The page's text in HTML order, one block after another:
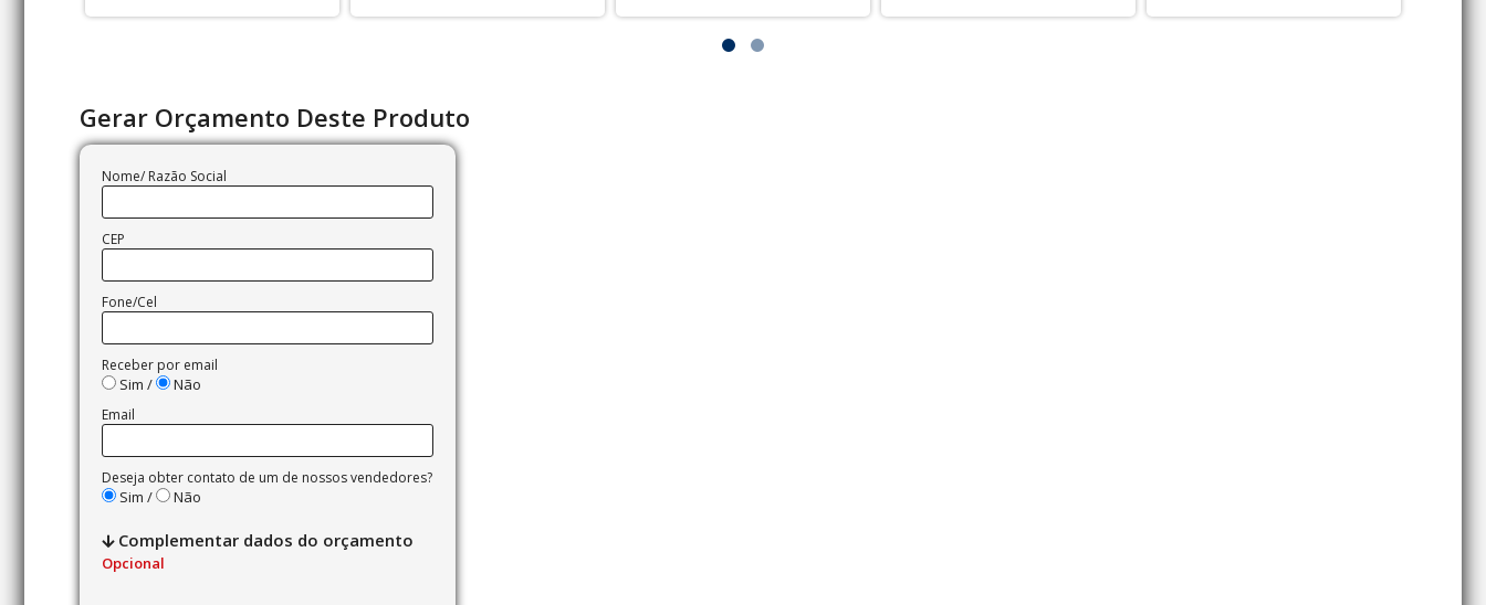
Gerar Orçamento Deste Produto
Nome/ Razão Social
CEP
Fone/Cel
Receber por email
Sim / Não
Email
Deseja obter contato de um de nossos vendedores?
Sim / Não
Complementar dados do orçamento
Opcional